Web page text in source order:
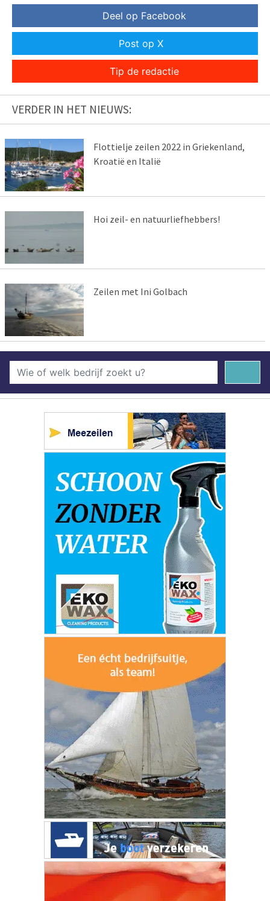
Deel op Facebook
Post op X
Tip de redactie
VERDER IN HET NIEUWS:
Flottielje zeilen 2022 in Griekenland,
Kroatië en Italië
Hoi zeil- en natuurliefhebbers!
Zeilen met Ini Golbach